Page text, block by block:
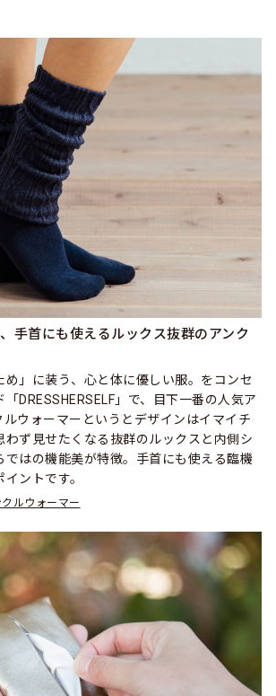
手首にも使えるルックス抜群のアンク
め」に装う、心と体に優しい服。をコンセ
DRESSHERSELF」で、目下一番の人気ア
ルウォーマーというとデザインはイマイチ
わず見せたくなる抜群のルックスと内側シ
ではの機能美が特徴。手首にも使える臨機
ントです。
クルウォーマー